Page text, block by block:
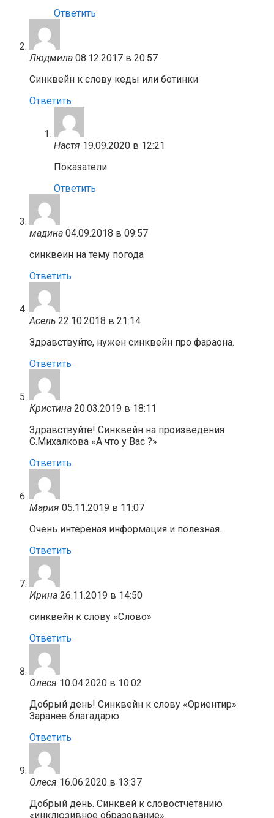
Ответить
Людмила 08.12.2017 в 20:57
Синквейн к слову кеды или ботинки
Ответить
Настя 19.09.2020 в 12:21
Показатели
Ответить
мадина 04.09.2018 в 09:57
синквеин на тему погода
Ответить
Асель 22.10.2018 в 21:14
Здравствуйте, нужен синквейн про фараона.
Ответить
Кристина 20.03.2019 в 18:11
Здравствуйте! Синквейн на произведения
С.Михалкова «А что у Вас ?»
Ответить
Мария 05.11.2019 в 11:07
Очень интереная информация и полезная.
Ответить
Ирина 26.11.2019 в 14:50
синквейн к слову «Слово»
Ответить
Олеся 10.04.2020 в 10:02
Добрый день! Синквейн к слову «Ориентир»
Заранее благадарю
Ответить
Олеся 16.06.2020 в 13:37
Добрый день. Синквей к словостчетанию
«инклюзивное образование»